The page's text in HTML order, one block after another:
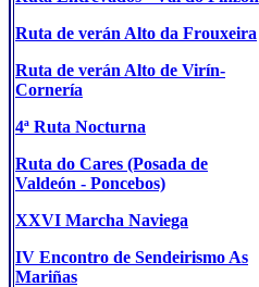
Ruta de verán Alto da Frouxeira
Ruta de verán Alto de Virín-
Cornería
4ª Ruta Nocturna
Ruta do Cares (Posada de
Valdeón - Poncebos)
XXVI Marcha Naviega
IV Encontro de Sendeirismo As
Mariñas